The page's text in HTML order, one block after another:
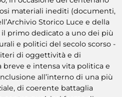
materiali inediti (documenti,
Storico Luce e della
il primo dedicato a uno dei più
e politici del secolo scorso -
di oggettività e di
breve e intensa vita politica e
all’interno di una più
di coerente battaglia